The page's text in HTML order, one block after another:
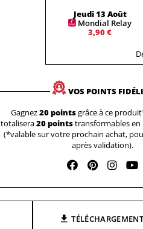
Jeudi 13 Août
Mondial Relay
3,90 €
VOS POINTS
Gagnez20 pointsgrâce à ce
totalisera20 pointstransformables en
(*valable sur votre prochain achat,
après validation).